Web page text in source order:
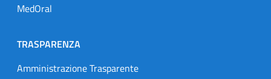
MedOral
TRASPARENZA
Amministrazione Trasparente